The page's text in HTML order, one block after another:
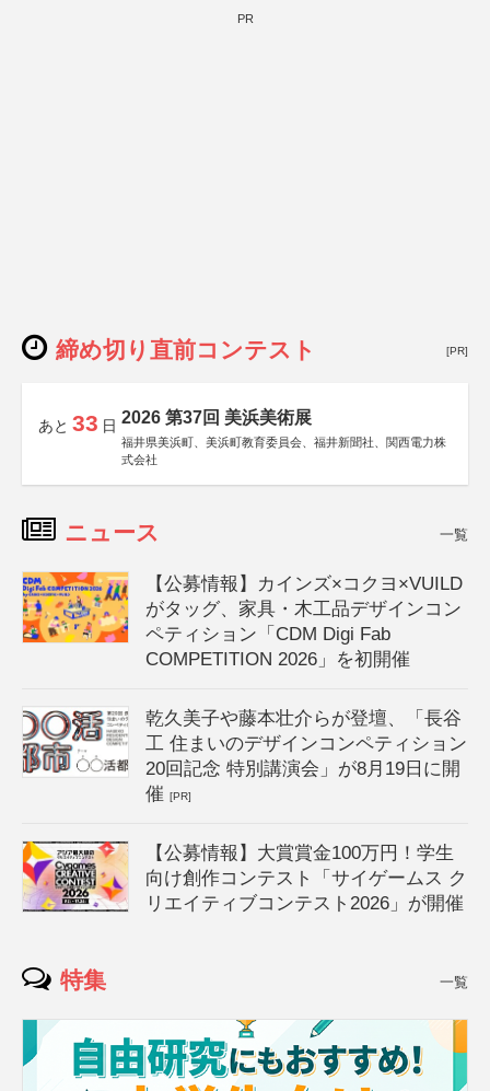
PR
締め切り直前コンテスト [PR]
あと 33 日 2026 第37回 美浜美術展
福井県美浜町、美浜町教育委員会、福井新聞社、関西電力株
式会社
ニュース 一覧
【公募情報】カインズ×コクヨ×VUILD
がタッグ、家具・木工品デザインコン
ペティション「CDM Digi Fab
COMPETITION 2026」を初開催
乾久美子や藤本壮介らが登壇、「長谷
工 住まいのデザインコンペティション
20回記念 特別講演会」が8月19日に開
催[PR]
【公募情報】大賞賞金100万円！学生
向け創作コンテスト「サイゲームス ク
リエイティブコンテスト2026」が開催
特集 一覧